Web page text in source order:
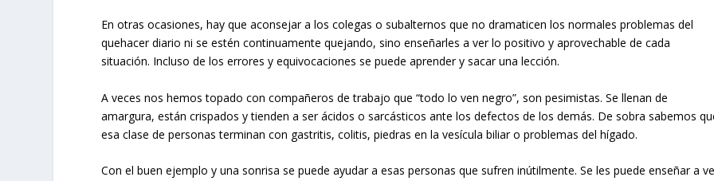
En otras ocasiones, hay que aconsejar a los colegas o subalternos que no dramaticen los normales problemas del
quehacer diario ni se estén continuamente quejando, sino enseñarles a ver lo positivo y aprovechable de cada
situación. Incluso de los errores y equivocaciones se puede aprender y sacar una lección.
A veces nos hemos topado con compañeros de trabajo que “todo lo ven negro”, son pesimistas. Se llenan de
amargura, están crispados y tienden a ser ácidos o sarcásticos ante los defectos de los demás. De sobra sabemos
esa clase de personas terminan con gastritis, colitis, piedras en la vesícula biliar o problemas del hígado.
Con el buen ejemplo y una sonrisa se puede ayudar a esas personas que sufren inútilmente. Se les puede enseñar a